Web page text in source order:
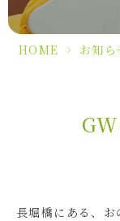
HOME > お知ら
長堀橋にある、お